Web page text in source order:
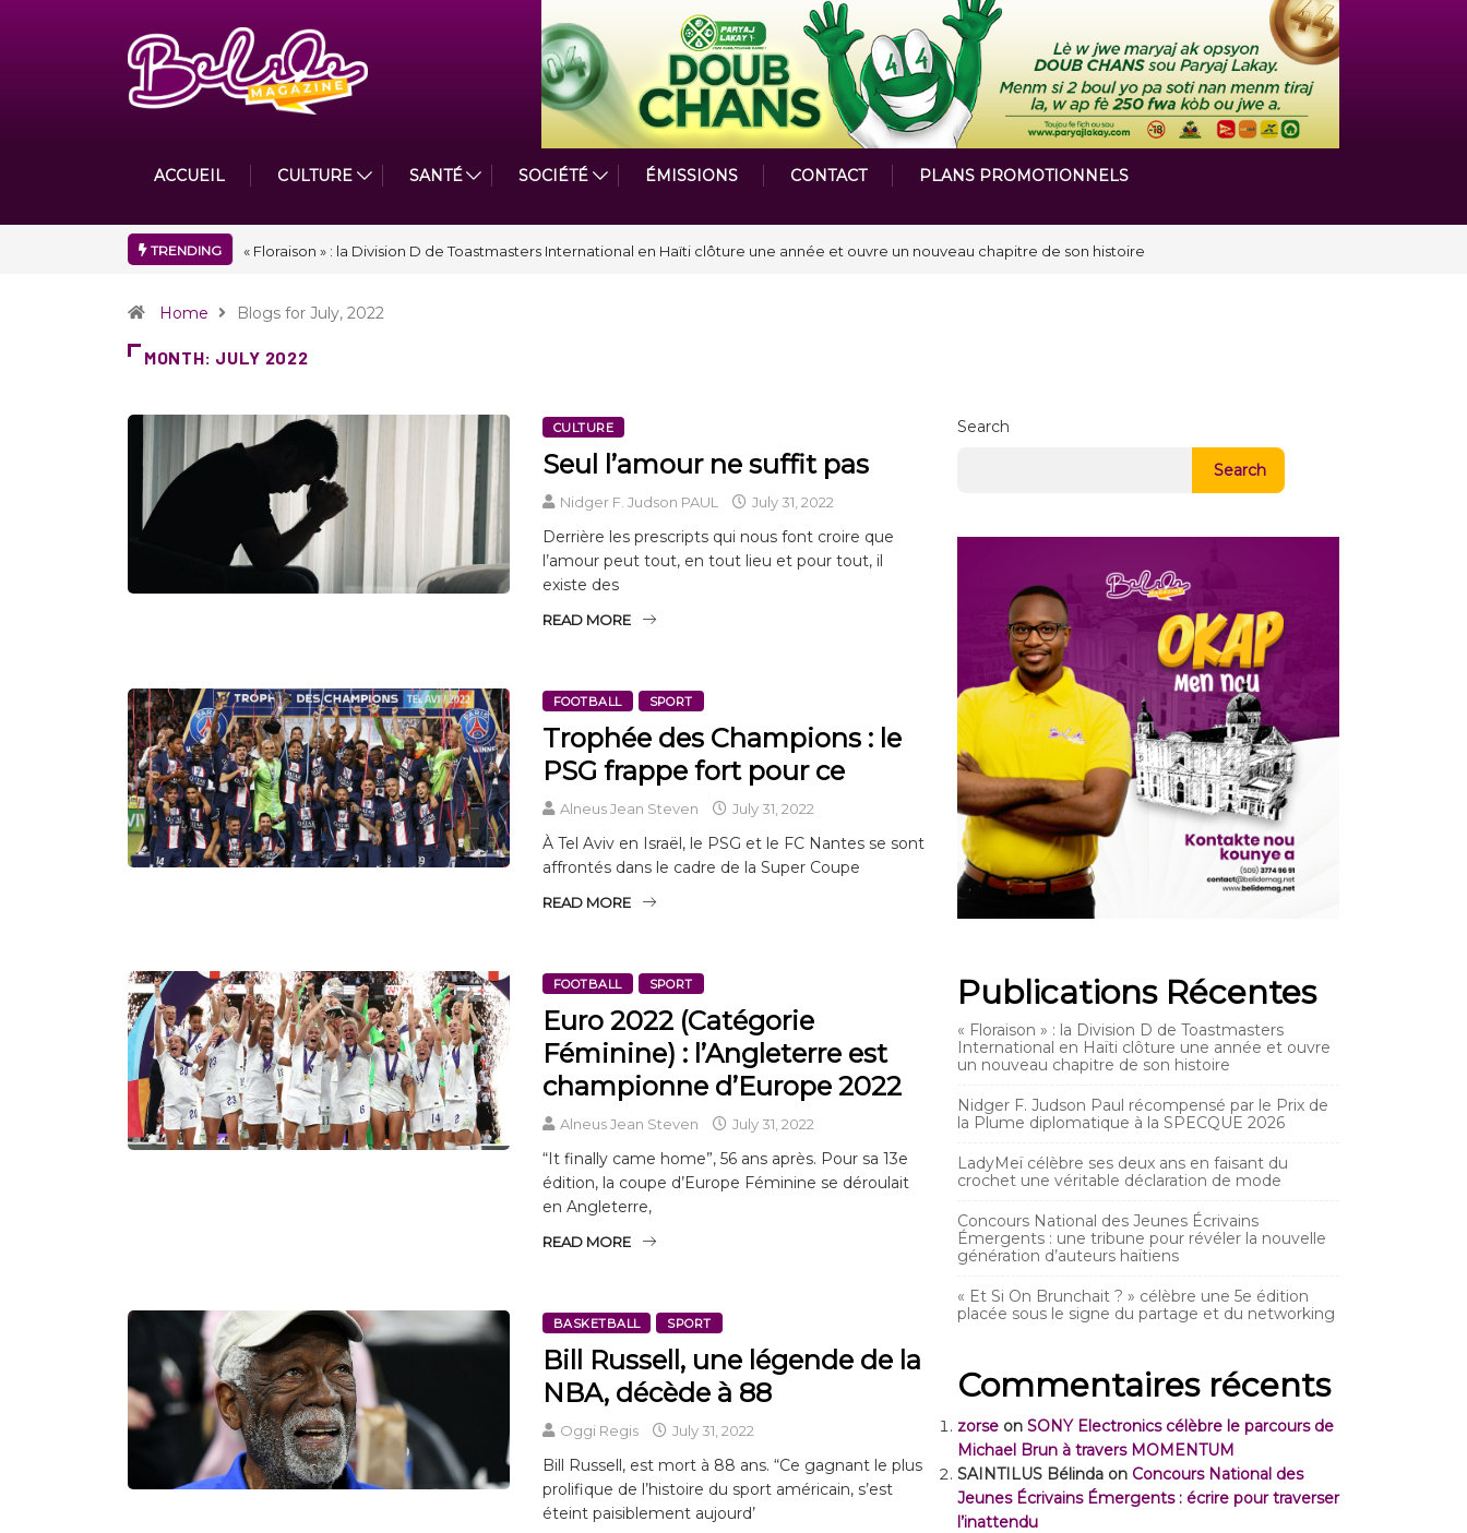
ACCUEIL CULTURE SANTÉ SOCIÉTÉ ÉMISSIONS CONTACT PLANS PROMOTIONNELS
TRENDING Nidger F. Judson Paul récompensé par le Prix de la Plume diplomatique à la SPECQUE 2026
Home Blogs for July, 2022
MONTH: JULY 2022
CULTURE
Seul l’amour ne suffit pas
Nidger F. Judson PAUL July 31, 2022
Derrière les prescripts qui nous font croire que
l’amour peut tout, en tout lieu et pour tout, il
existe des
READ MORE
FOOTBALL SPORT
Trophée des Champions : le
PSG frappe fort pour ce
Alneus Jean Steven July 31, 2022
À Tel Aviv en Israël, le PSG et le FC Nantes se sont
affrontés dans le cadre de la Super Coupe
READ MORE
FOOTBALL SPORT
Euro 2022 (Catégorie
Féminine) : l’Angleterre est
championne d’Europe 2022
Alneus Jean Steven July 31, 2022
“It finally came home”, 56 ans après. Pour sa 13e
édition, la coupe d’Europe Féminine se déroulait
en Angleterre,
READ MORE
BASKETBALL SPORT
Bill Russell, une légende de la
NBA, décède à 88
Oggi Regis July 31, 2022
Bill Russell, est mort à 88 ans. “Ce gagnant le plus
prolifique de l’histoire du sport américain, s’est
éteint paisiblement aujourd’
Search
Search
Publications Récentes
« Floraison » : la Division D de Toastmasters
International en Haïti clôture une année et ouvre
un nouveau chapitre de son histoire
Nidger F. Judson Paul récompensé par le Prix de
la Plume diplomatique à la SPECQUE 2026
LadyMeï célèbre ses deux ans en faisant du
crochet une véritable déclaration de mode
Concours National des Jeunes Écrivains
Émergents : une tribune pour révéler la nouvelle
génération d’auteurs haïtiens
« Et Si On Brunchait ? » célèbre une 5e édition
placée sous le signe du partage et du networking
Commentaires récents
zorse on SONY Electronics célèbre le parcours de
Michael Brun à travers MOMENTUM
SAINTILUS Bélinda on Concours National des
Jeunes Écrivains Émergents : écrire pour traverser
l’inattendu